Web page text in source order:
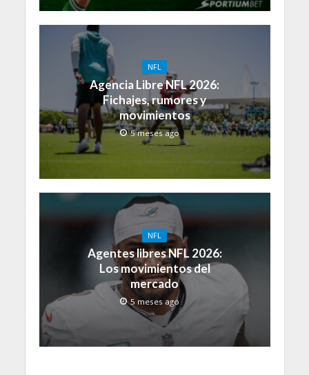
NFL
Agencia Libre NFL 2026:
Fichajes, rumores y
movimientos
5 meses ago
NFL
Agentes libres NFL 2026:
Los movimientos del
mercado
5 meses ago